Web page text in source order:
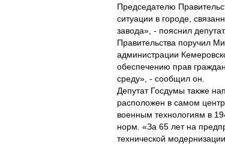
Председателю
ситуации в городе,
завода», - пояснил
Правительства поручил
администрации
обеспечению прав
среду», - сообщил он.
Депутат Госдумы также
расположен в самом
военным технологиям в
норм. «За 65 лет на
технической